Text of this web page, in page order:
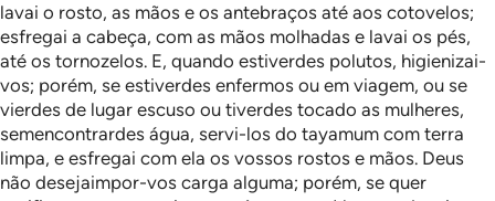
lavai o rosto, as mãos e os antebraços até aos cotovelos;
esfregai a cabeça, com as mãos molhadas e lavai os pés,
até os tornozelos. E, quando estiverdes polutos, higienizai-
vos; porém, se estiverdes enfermos ou em viagem, ou se
vierdes de lugar escuso ou tiverdes tocado as mulheres,
semencontrardes água, servi-los do tayamum com terra
limpa, e esfregai com ela os vossos rostos e mãos. Deus
não desejaimpor-vos carga alguma; porém, se quer